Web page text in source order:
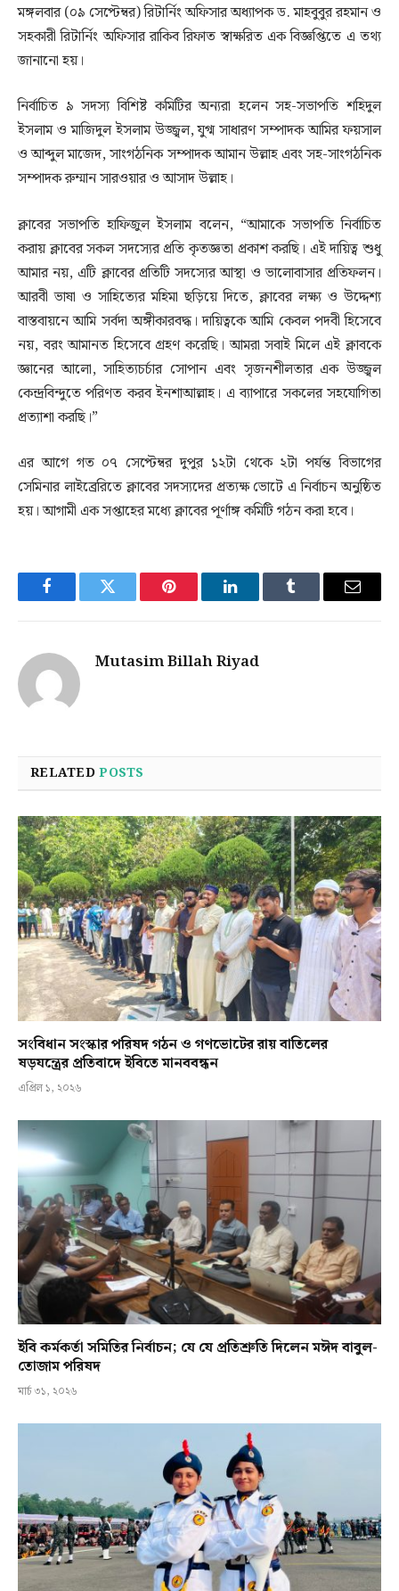
মঙ্গলবার (০৯ সেপ্টেম্বর) রিটার্নিং অফিসার অধ্যাপক ড. মাহবুবুর রহমান ও
সহকারী রিটার্নিং অফিসার রাকিব রিফাত স্বাক্ষরিত এক বিজ্ঞপ্তিতে এ তথ্য
জানানো হয়।
নির্বাচিত ৯ সদস্য বিশিষ্ট কমিটির অন্যরা হলেন সহ-সভাপতি শহিদুল
ইসলাম ও মাজিদুল ইসলাম উজ্জ্বল, যুগ্ম সাধারণ সম্পাদক আমির ফয়সাল
ও আব্দুল মাজেদ, সাংগঠনিক সম্পাদক আমান উল্লাহ এবং সহ-সাংগঠনিক
সম্পাদক রুম্মান সারওয়ার ও আসাদ উল্লাহ।
ক্লাবের সভাপতি হাফিজুল ইসলাম বলেন, “আমাকে সভাপতি নির্বাচিত
করায় ক্লাবের সকল সদস্যের প্রতি কৃতজ্ঞতা প্রকাশ করছি। এই দায়িত্ব শুধু
আমার নয়, এটি ক্লাবের প্রতিটি সদস্যের আস্থা ও ভালোবাসার প্রতিফলন।
আরবী ভাষা ও সাহিত্যের মহিমা ছড়িয়ে দিতে, ক্লাবের লক্ষ্য ও উদ্দেশ্য
বাস্তবায়নে আমি সর্বদা অঙ্গীকারবদ্ধ। দায়িত্বকে আমি কেবল পদবী হিসেবে
নয়, বরং আমানত হিসেবে গ্রহণ করেছি। আমরা সবাই মিলে এই ক্লাবকে
জ্ঞানের আলো, সাহিত্যচর্চার সোপান এবং সৃজনশীলতার এক উজ্জ্বল
কেন্দ্রবিন্দুতে পরিণত করব ইনশাআল্লাহ। এ ব্যাপারে সকলের সহযোগিতা
প্রত্যাশা করছি।”
‎এর আগে গত ০৭ সেপ্টেম্বর দুপুর ১২টা থেকে ২টা পর্যন্ত বিভাগের
সেমিনার লাইব্রেরিতে ক্লাবের সদস্যদের প্রত্যক্ষ ভোটে এ নির্বাচন অনুষ্ঠিত
হয়। আগামী এক সপ্তাহের মধ্যে ক্লাবের পূর্ণাঙ্গ কমিটি গঠন করা হবে।
FacebookTwitter Pinterest LinkedInTumblr Email
Mutasim Billah Riyad
RELATEDPOSTS
সংবিধান সংস্কার পরিষদ গঠন ও গণভোটের রায় বাতিলের
ষড়যন্ত্রের প্রতিবাদে ইবিতে মানববন্ধন
এপ্রিল ১, ২০২৬
ইবি কর্মকর্তা সমিতির নির্বাচন; যে যে প্রতিশ্রুতি দিলেন মঈদ বাবুল-
তোজাম পরিষদ
মার্চ ৩১, ২০২৬